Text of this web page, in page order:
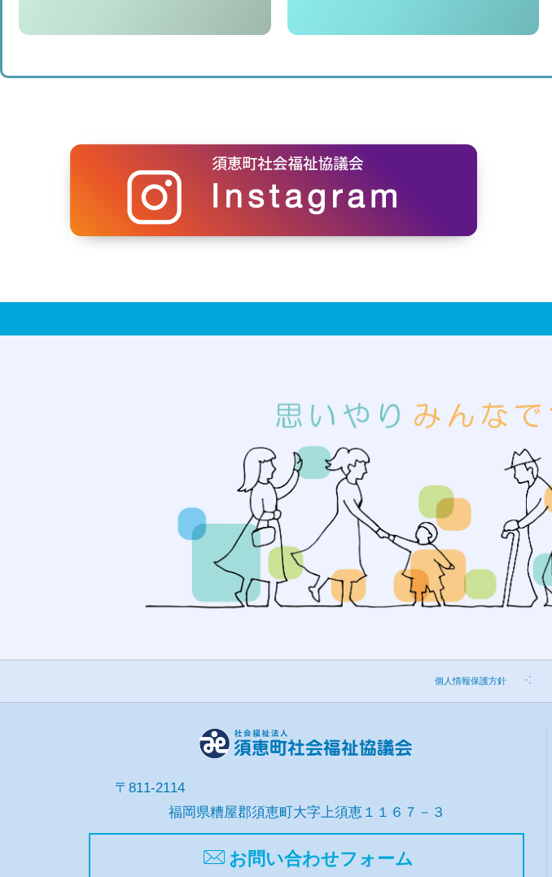
個人情報保護方針
〒811-2114
福岡県糟屋郡須恵町大字上須恵１１６７－３
お問い合わせフォーム